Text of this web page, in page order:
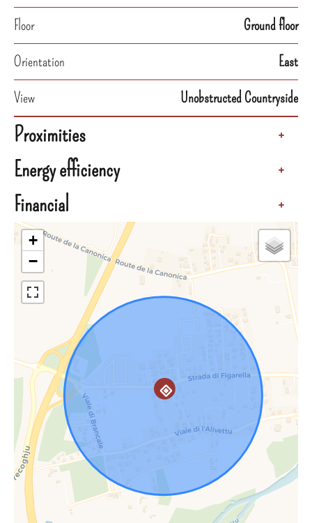
Floor
Ground floor
Orientation
East
View
Unobstructed Countryside
Proximities +
Energy efficiency +
Financial +
+
−